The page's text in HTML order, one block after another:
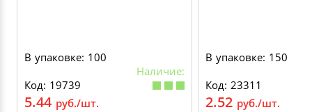
В упаковке: 100
Наличие:
Код: 19739
5.44 руб./шт.
В упаковке: 150
Код: 23311
2.52 руб./шт.